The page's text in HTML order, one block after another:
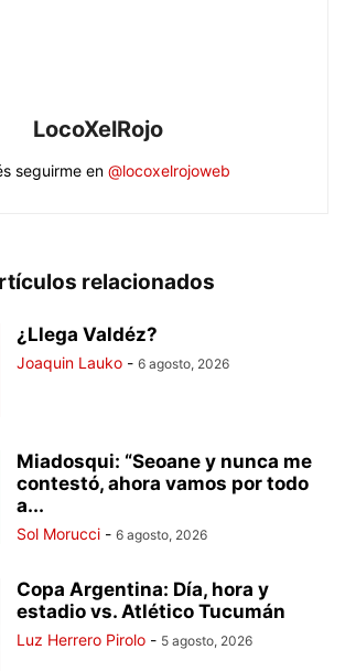
LocoXelRojo
seguirme en @locoxelrojoweb
relacionados
¿Llega Valdéz?
Joaquin Lauko - 6 agosto, 2026
Miadosqui: “Seoane y nunca me
contestó, ahora vamos por todo
a...
Sol Morucci - 6 agosto, 2026
Copa Argentina: Día, hora y
estadio vs. Atlético Tucumán
Luz Herrero Pirolo - 5 agosto, 2026